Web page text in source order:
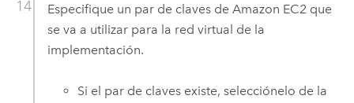
Especifique un par de claves de Amazon EC2 que
se va a utilizar para la red virtual de la
implementación.
Si el par de claves existe, selecciónelo de la